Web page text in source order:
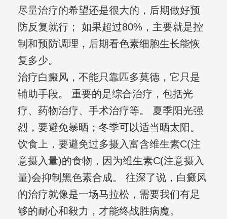
尽量治疗的希望还是很大的，后期做好预
防反复就行； 如果超过80%，主要就是控
制和预防调理，后期看色素细胞生长能恢
复多少。
治疗白癜风，不能只靠匹多莫德，它只是
辅助手段。 重要的是综合治疗，包括光
疗、药物治疗、手术治疗等。 夏季阳光强
烈，要避免暴晒；冬季可以适当晒太阳。
饮食上，要避免过多摄入富含维生素C(注
意摄入量)的食物，因为维生素C(注意摄入
量)会抑制黑色素合成。 往深了说，白癜风
的治疗就像是一场马拉松，需要我们有足
够的耐心和毅力，才能终战胜病魔。